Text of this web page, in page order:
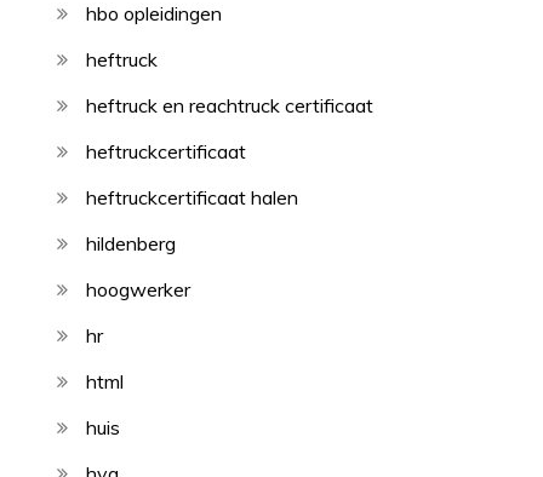
hbo opleidingen
heftruck
heftruck en reachtruck certificaat
heftruckcertificaat
heftruckcertificaat halen
hildenberg
hoogwerker
hr
html
huis